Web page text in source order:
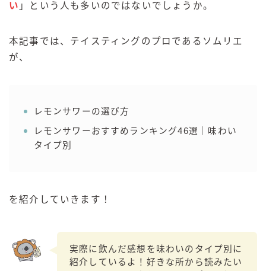
角ハイボール
ジムビームハイボール
樽ハイ倶楽部
月庵
サッポロ
い 」という人も多いのではないでしょうか。
本記事では、テイスティングのプロであるソムリエ
が、
レモンサワーの選び方
レモンサワーおすすめランキング46選｜味わい
タイプ別
を紹介していきます！
実際に飲んだ感想を味わいのタイプ別に
紹介しているよ！好きな所から読みたい